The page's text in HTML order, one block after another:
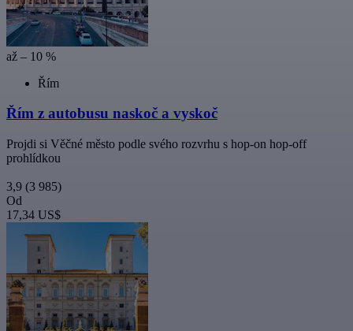
až – 10 %
Řím
Řím z autobusu naskoč a vyskoč
Projdi si Věčné město podle svého rozvrhu s hop-on hop-off
prohlídkou
3,9 (3 985)
Od
17,34 US$